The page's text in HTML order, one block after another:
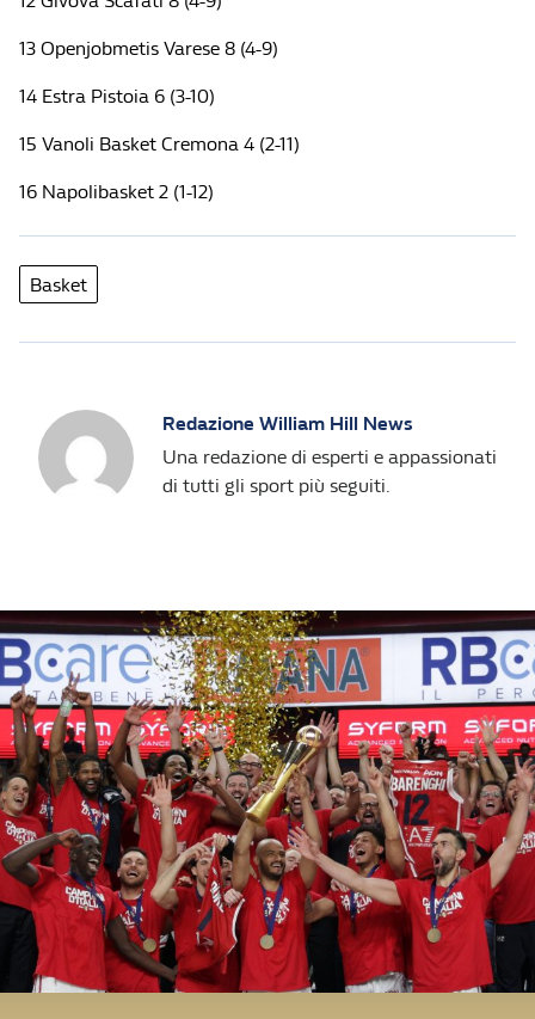
13 Openjobmetis Varese 8 (4-9)
14 Estra Pistoia 6 (3-10)
15 Vanoli Basket Cremona 4 (2-11)
16 Napolibasket 2 (1-12)
Basket
Redazione William Hill News
Una redazione di esperti e appassionati
di tutti gli sport più seguiti.